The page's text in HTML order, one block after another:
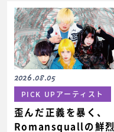
2026.08.05
PICK UPアーティスト
歪んだ正義を暴く、
Romansquallの鮮烈